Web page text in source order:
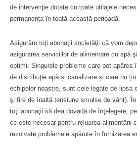
de intervenţie dotate cu toate utilajele
permanenţa în toată această perioadă.
Asigurăm toţi abonaţii societăţii că vom
asigurarea serviciilor de alimentare cu apă
optimi. Singurele probleme care pot apărea
de distribuţie apă și canalizare și care nu
echipelor noastre, sunt cele legate de lipsa
şi fire de înaltă tensiune smulse de vânt).
toţi abonaţii să dea dovadă de înţelegere,
ce este necesar pentru reluarea alimentării
rezolvate problemele apărute în furnizarea